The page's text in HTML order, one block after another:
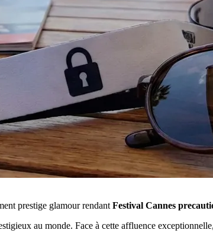
prestige glamour rendant Festival Cannes
au monde. Face à cette affluence